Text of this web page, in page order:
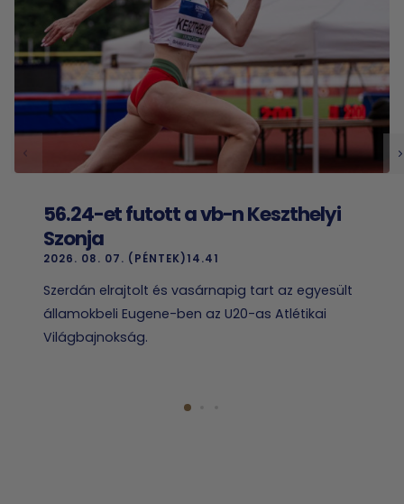
56.24-et futott a vb-n Keszthelyi
Szonja
2026. 08. 07. (PÉNTEK)14.41
Szerdán elrajtolt és vasárnapig tart az egyesült
államokbeli Eugene-ben az U20-as Atlétikai
Világbajnokság.